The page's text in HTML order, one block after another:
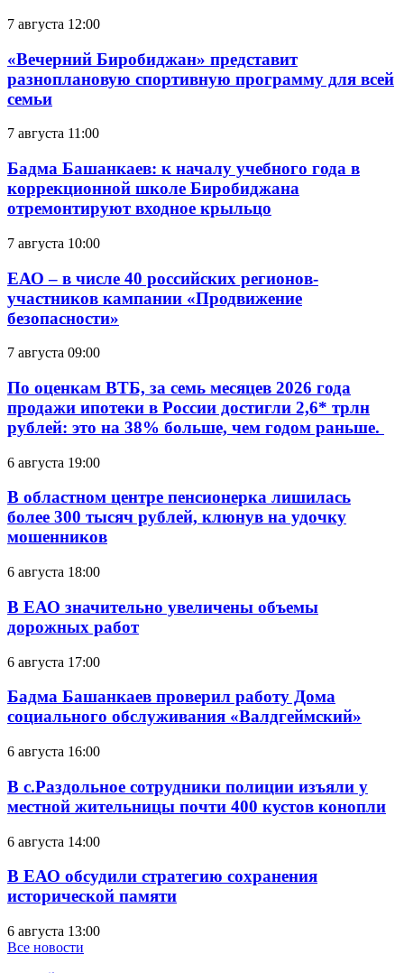
7 августа 12:00
«Вечерний Биробиджан» представит
разноплановую спортивную программу для всей
семьи
7 августа 11:00
Бадма Башанкаев: к началу учебного года в
коррекционной школе Биробиджана
отремонтируют входное крыльцо
7 августа 10:00
ЕАО – в числе 40 российских регионов-
участников кампании «Продвижение
безопасности»
7 августа 09:00
По оценкам ВТБ, за семь месяцев 2026 года
продажи ипотеки в России достигли 2,6* трлн
рублей: это на 38% больше, чем годом раньше.
6 августа 19:00
В областном центре пенсионерка лишилась
более 300 тысяч рублей, клюнув на удочку
мошенников
6 августа 18:00
В ЕАО значительно увеличены объемы
дорожных работ
6 августа 17:00
Бадма Башанкаев проверил работу Дома
социального обслуживания «Валдгеймский»
6 августа 16:00
В с.Раздольное сотрудники полиции изъяли у
местной жительницы почти 400 кустов конопли
6 августа 14:00
В ЕАО обсудили стратегию сохранения
исторической памяти
6 августа 13:00
Все новости